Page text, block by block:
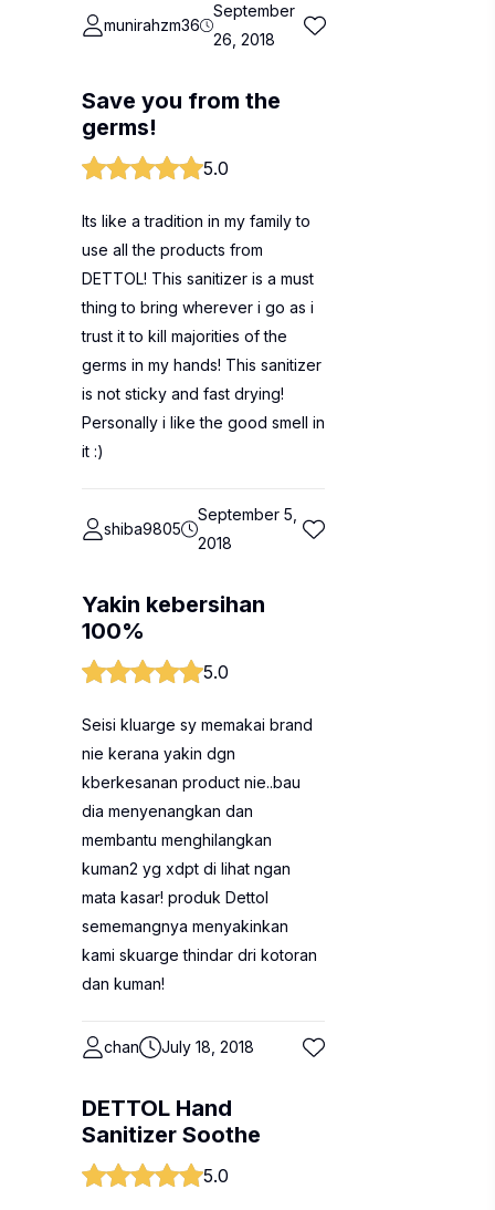
munirahzm36
September
26, 2018
Save you from the
germs!
5.0
Its like a tradition in my family to
use all the products from
DETTOL! This sanitizer is a must
thing to bring wherever i go as i
trust it to kill majorities of the
germs in my hands! This sanitizer
is not sticky and fast drying!
Personally i like the good smell in
it :)
shiba9805
September 5,
2018
Yakin kebersihan
100%
5.0
Seisi kluarge sy memakai brand
nie kerana yakin dgn
kberkesanan product nie..bau
dia menyenangkan dan
membantu menghilangkan
kuman2 yg xdpt di lihat ngan
mata kasar! produk Dettol
sememangnya menyakinkan
kami skuarge thindar dri kotoran
dan kuman!
chan July 18, 2018
DETTOL Hand
Sanitizer Soothe
5.0